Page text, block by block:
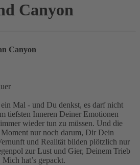
Canyon
Canyon
Mal - und Du denkst, es darf nicht
tiefsten Inneren Deiner Emotionen
wieder tun zu müssen. Und die
nur noch darum, Dir Dein
und Realität bilden plötzlich nur
zur Lust und Gier, Deinem Trieb
hat’s gepackt.